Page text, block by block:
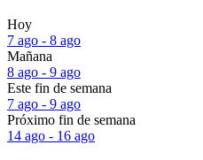
Hoy
7 ago - 8 ago
Mañana
8 ago - 9 ago
Este fin de semana
7 ago - 9 ago
Próximo fin de semana
14 ago - 16 ago